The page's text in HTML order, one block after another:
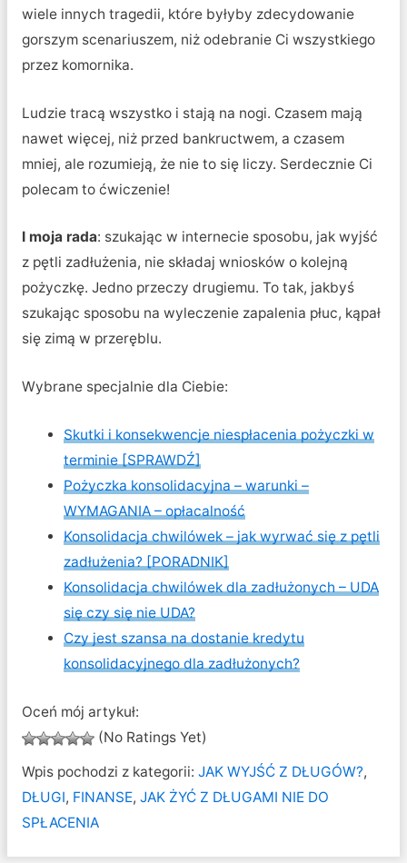
wiele innych tragedii, które byłyby zdecydowanie
gorszym scenariuszem, niż odebranie Ci wszystkiego
przez komornika.
Ludzie tracą wszystko i stają na nogi. Czasem mają
nawet więcej, niż przed bankructwem, a czasem
mniej, ale rozumieją, że nie to się liczy. Serdecznie Ci
polecam to ćwiczenie!
I moja rada: szukając w internecie sposobu, jak wyjść
z pętli zadłużenia, nie składaj wniosków o kolejną
pożyczkę. Jedno przeczy drugiemu. To tak, jakbyś
szukając sposobu na wyleczenie zapalenia płuc, kąpał
się zimą w przeręblu.
Wybrane specjalnie dla Ciebie:
Skutki i konsekwencje niespłacenia pożyczki w
terminie [SPRAWDŹ]
Pożyczka konsolidacyjna – warunki –
WYMAGANIA – opłacalność
Konsolidacja chwilówek – jak wyrwać się z pętli
zadłużenia? [PORADNIK]
Konsolidacja chwilówek dla zadłużonych – UDA
się czy się nie UDA?
Czy jest szansa na dostanie kredytu
konsolidacyjnego dla zadłużonych?
Oceń mój artykuł:
(No Ratings Yet)
Wpis pochodzi z kategorii: JAK WYJŚĆ Z DŁUGÓW?,
DŁUGI, FINANSE, JAK ŻYĆ Z DŁUGAMI NIE DO
SPŁACENIA